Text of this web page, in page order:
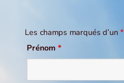
Les champs marqués d’un*
Prénom*